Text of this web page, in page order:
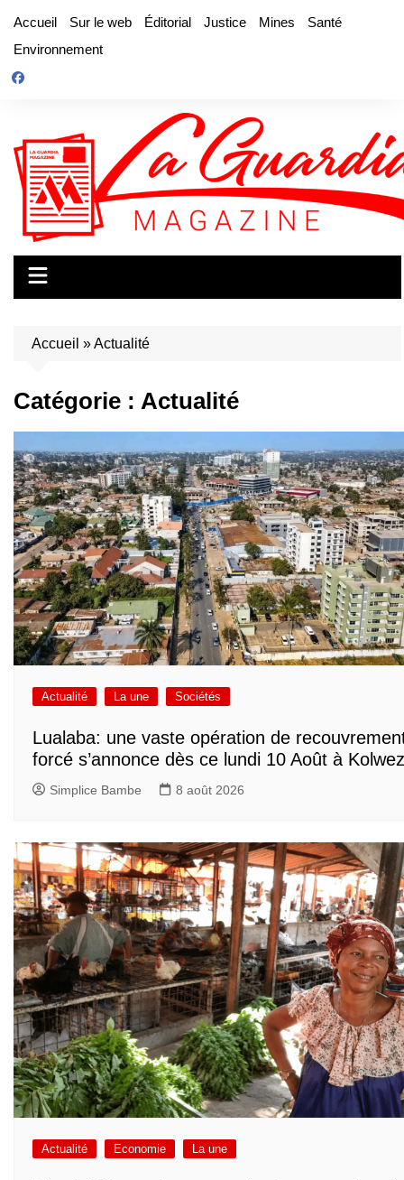
contenu
Accueil Sur le web Éditorial Justice Mines
Santé
Environnement
Accueil »Actualité
Catégorie : Actualité
Actualité La une Sociétés
Lualaba: une vaste opération de
forcé s’annonce dès ce lundi 10 Août à
Simplice Bambe 8 août 2026
Actualité Economie La une